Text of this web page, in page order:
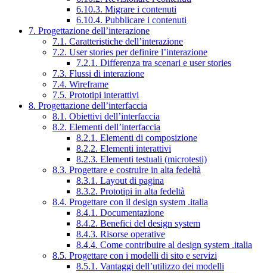
6.10.3. Migrare i contenuti
6.10.4. Pubblicare i contenuti
7. Progettazione dell’interazione
7.1. Caratteristiche dell’interazione
7.2. User stories per definire l’interazione
7.2.1. Differenza tra scenari e user stories
7.3. Flussi di interazione
7.4. Wireframe
7.5. Prototipi interattivi
8. Progettazione dell’interfaccia
8.1. Obiettivi dell’interfaccia
8.2. Elementi dell’interfaccia
8.2.1. Elementi di composizione
8.2.2. Elementi interattivi
8.2.3. Elementi testuali (microtesti)
8.3. Progettare e costruire in alta fedeltà
8.3.1. Layout di pagina
8.3.2. Prototipi in alta fedeltà
8.4. Progettare con il design system .italia
8.4.1. Documentazione
8.4.2. Benefici del design system
8.4.3. Risorse operative
8.4.4. Come contribuire al design system .italia
8.5. Progettare con i modelli di sito e servizi
8.5.1. Vantaggi dell’utilizzo dei modelli